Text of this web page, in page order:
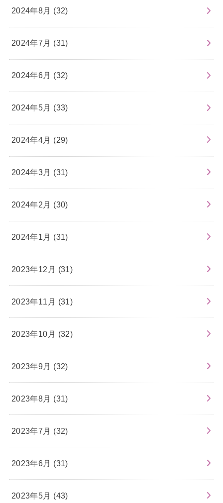
2024年8月 (32)
2024年7月 (31)
2024年6月 (32)
2024年5月 (33)
2024年4月 (29)
2024年3月 (31)
2024年2月 (30)
2024年1月 (31)
2023年12月 (31)
2023年11月 (31)
2023年10月 (32)
2023年9月 (32)
2023年8月 (31)
2023年7月 (32)
2023年6月 (31)
2023年5月 (43)